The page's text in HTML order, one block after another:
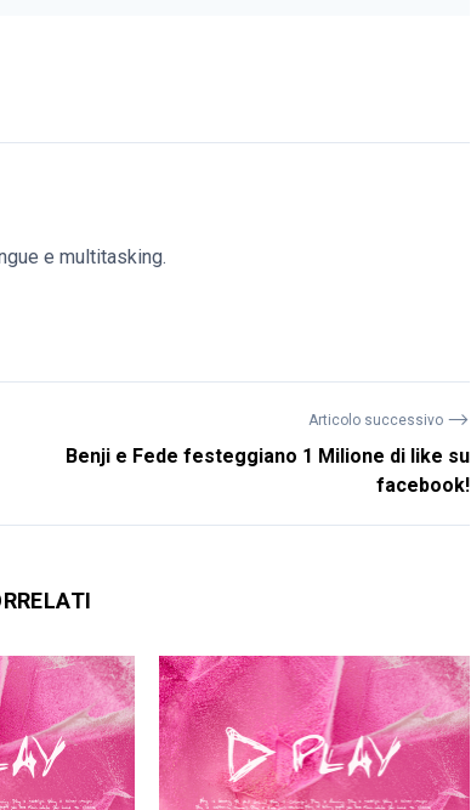
e multitasking.
Articolo successivo ⟶
Benji e Fede festeggiano 1 Milione di like su
facebook!